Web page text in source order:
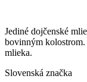
Jediné dojčenské
bovinným kolostrom.
mlieka.
Slovenská značka